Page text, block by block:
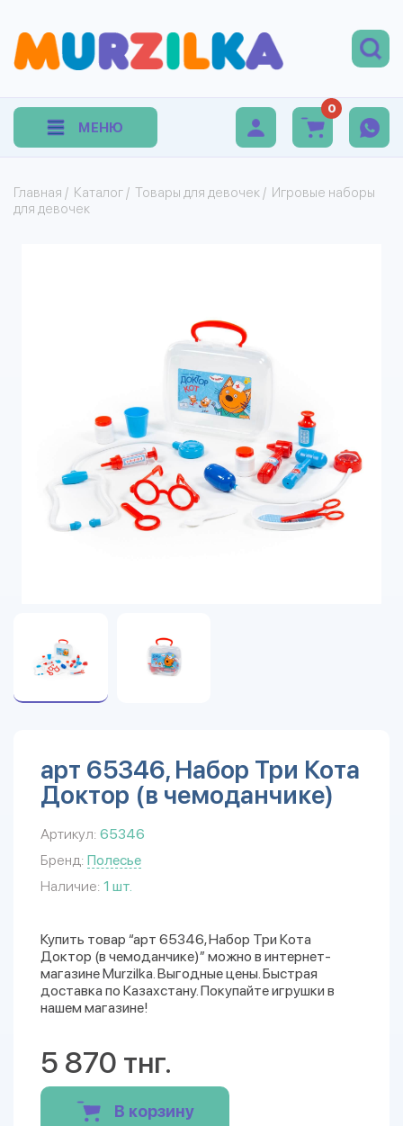
МЕНЮ
0
Главная / Каталог / Товары для девочек / Игровые наборы
для девочек
арт 65346, Набор Три Кота
Доктор (в чемоданчике)
Артикул: 65346
Бренд: Полесье
Наличие: 1 шт.
Купить товар “арт 65346, Набор Три Кота
Доктор (в чемоданчике)” можно в интернет-
магазине Murzilka. Выгодные цены. Быстрая
доставка по Казахстану. Покупайте игрушки в
нашем магазине!
5 870 тнг.
В корзину